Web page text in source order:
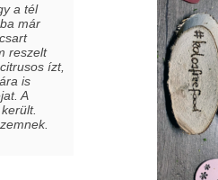
a tél
már
reszelt
ízt,
is
A